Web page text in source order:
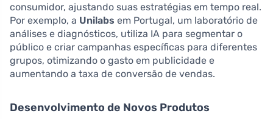
consumidor, ajustando suas estratégias em tempo real.
Por exemplo, a Unilabs em Portugal, um laboratório de
análises e diagnósticos, utiliza IA para segmentar o
público e criar campanhas específicas para diferentes
grupos, otimizando o gasto em publicidade e
aumentando a taxa de conversão de vendas.
Desenvolvimento de Novos Produtos